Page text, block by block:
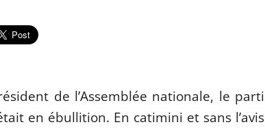
de l’Assemblée nationale, le parti
en ébullition. En catimini et sans l’avis